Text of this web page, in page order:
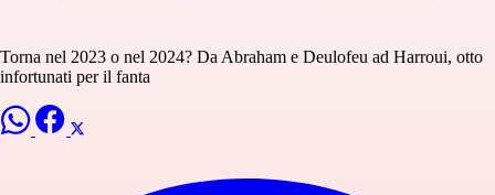
Torna nel 2023 o nel 2024? Da Abraham e Deulofeu ad Harroui, otto
infortunati per il fanta